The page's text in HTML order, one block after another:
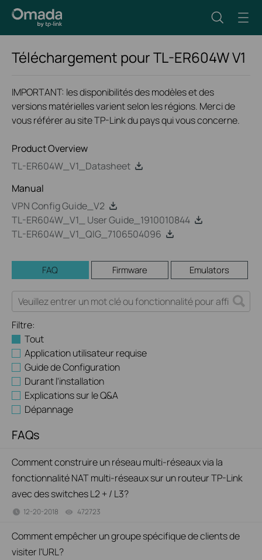
Téléchargement pourTL-ER604WV1
IMPORTANT: les disponibilités des modèles et des
versions matérielles varient selon les régions. Merci de
vous référer au site TP-Link du pays qui vous concerne.
Product Overview
TL-ER604W_V1_Datasheet
Manual
VPN Config Guide_V2
TL-ER604W_V1_ User Guide_1910010844
TL-ER604W_V1_QIG_7106504096
FAQ Firmware Emulators
Filtre:
Tout
Application utilisateur requise
Guide de Configuration
Durant l'installation
Explications sur le Q&A
Dépannage
FAQs
Comment construire un réseau multi-réseaux via la
fonctionnalité NAT multi-réseaux sur un routeur TP-Link
avec des switches L2 + / L3?
12-20-2018 472723
Comment empêcher un groupe spécifique de clients de
visiter l'URL?